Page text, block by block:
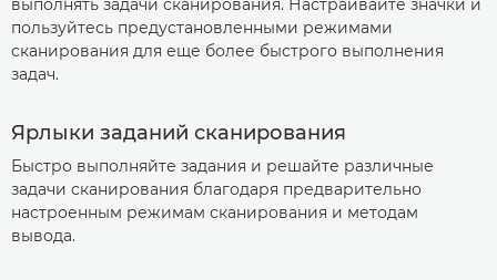
выполнять задачи сканирования. Настраивайте значки и
пользуйтесь предустановленными режимами
сканирования для еще более быстрого выполнения
задач.
Ярлыки заданий сканирования
Быстро выполняйте задания и решайте различные
задачи сканирования благодаря предварительно
настроенным режимам сканирования и методам
вывода.